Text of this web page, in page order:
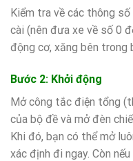
Kiểm tra về các thông
cài (nên đưa xe về số 0
động cơ, xăng bên trong
Bước 2: Khởi động
Mở công tắc điện tổng
của bộ đề và mở đèn
Khi đó, bạn có thể mở
xác định đi ngay. Còn